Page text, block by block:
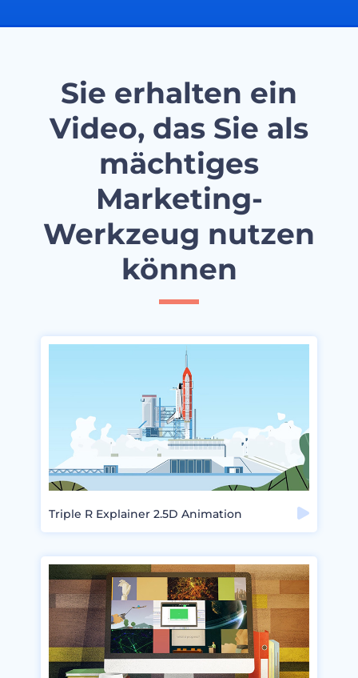
Sie erhalten ein
Video, das Sie als
mächtiges
Marketing-
Werkzeug nutzen
können
Triple R Explainer 2.5D Animation